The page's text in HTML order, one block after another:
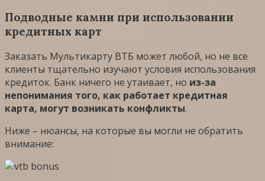
Подводные камни при использовании
кредитных карт
Заказать Мультикарту ВТБ может любой, но не все
клиенты тщательно изучают условия использования
кредиток. Банк ничего не утаивает, но из-за
непонимания того, как работает кредитная
карта, могут возникать конфликты.
Ниже – нюансы, на которые вы могли не обратить
внимание: